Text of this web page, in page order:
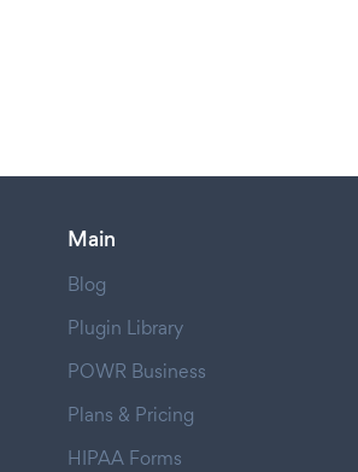
Main
Blog
Plugin Library
POWR Business
Plans & Pricing
HIPAA Forms